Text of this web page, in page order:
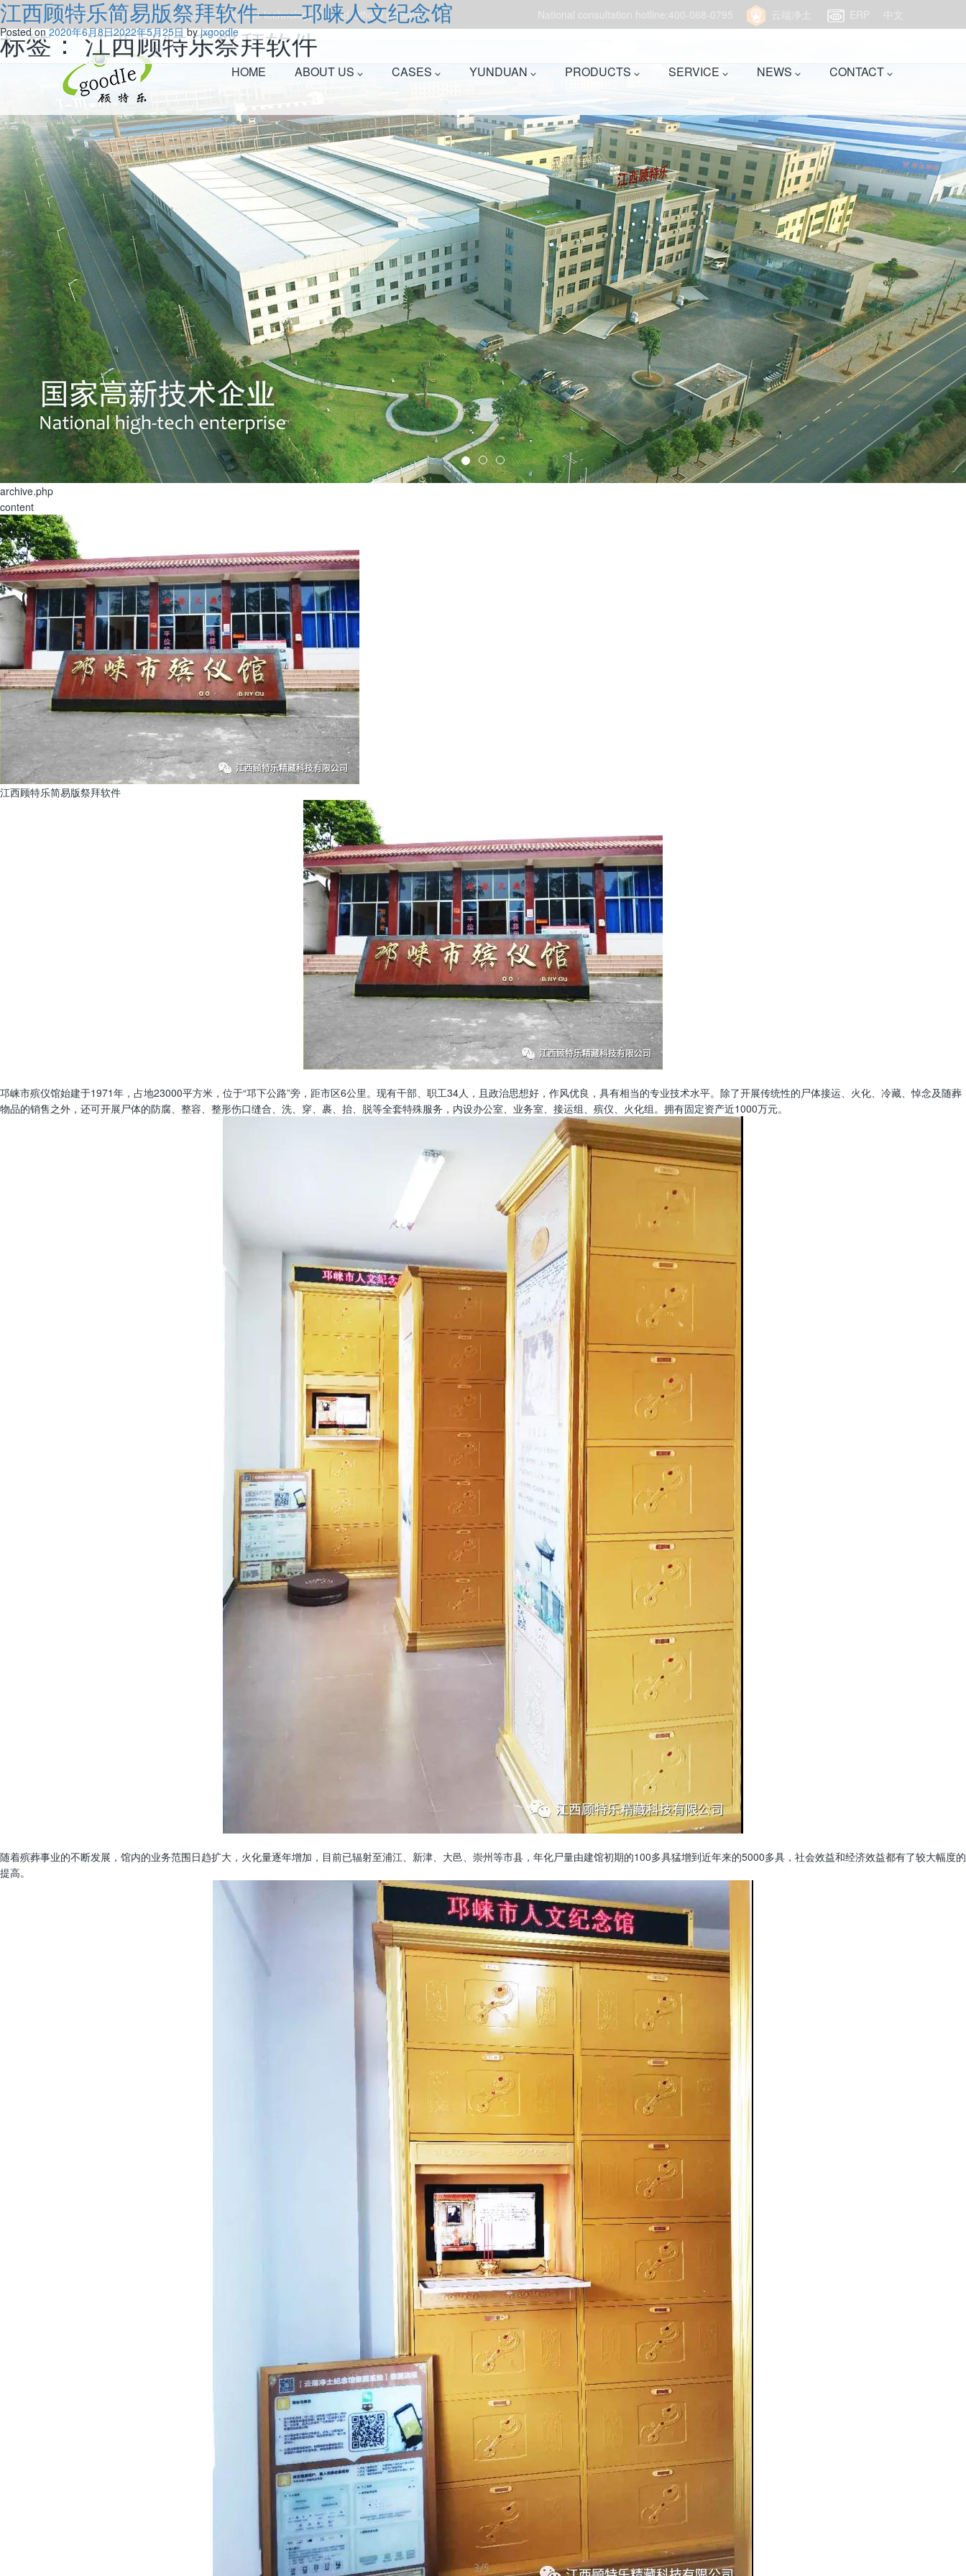
Welcome to visitJiangxi Goodle fine storage technology Co.,Ltd.Official website! National consultation hotline:400-068-0795 云端净土 ERP 中文
HOME ABOUT US CASES YUNDUAN PRODUCTS SERVICE NEWS CONTACT
archive.php
标签：江西顾特乐祭拜软件
content
江西顾特乐简易版祭拜软件——邛崃人文纪念馆
Posted on2020年6月8日2022年5月25日byjxgoodle
江西顾特乐简易版祭拜软件
邛崃市殡仪馆始建于1971年，占地23000平方米，位于“邛下公路”旁，距市区6公里。现有干部、职工34人，且政治思想好，作风优良，具有相当的专业技术水平。除了开展传统性的尸体接运、火化、冷藏、悼念及随葬
物品的销售之外，还可开展尸体的防腐、整容、整形伤口缝合、洗、穿、裹、抬、脱等全套特殊服务，内设办公室、业务室、接运组、殡仪、火化组。拥有固定资产近1000万元。
随着殡葬事业的不断发展，馆内的业务范围日趋扩大，火化量逐年增加，目前已辐射至浦江、新津、大邑、崇州等市县，年化尸量由建馆初期的100多具猛增到近年来的5000多具，社会效益和经济效益都有了较大幅度的
提高。